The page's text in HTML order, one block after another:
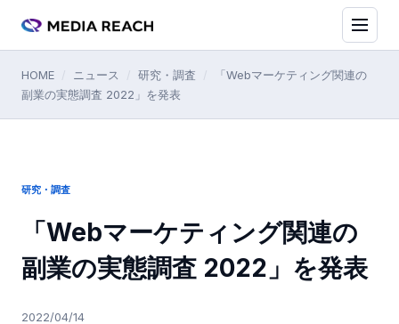
HOME ニュース 研究・調査
「Webマーケティング関連の
副業の実態調査 2022」を発表
研究・調査
「Webマーケティング関連の
副業の実態調査 2022」を発表
2022/04/14